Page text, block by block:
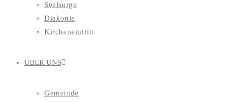
Seelsorge
Diakonie
Kircheneintritt
ÜBER UNS
Gemeinde